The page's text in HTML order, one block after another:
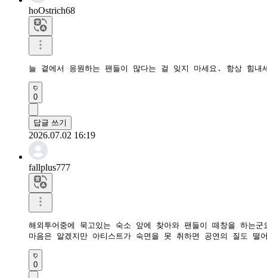
hoOstrich68
늘 곁에서 응원하는 팬들이 많다는 걸 잊지 마세요. 항상 힘내
0
답글 쓰기
2026.07.02 16:19
fallplus777
해외투어중에 묵고있는 숙소 앞에 찾아와 팬들이 떼창을 하는군
마음은 알겠지만 아티스트가 숙면을 못 취하면 공연의 질도 떨
0